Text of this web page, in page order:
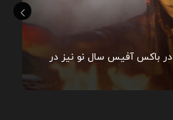
فیلم Avatar: Fire and Ash در باکس آفیس سال نو نیز در